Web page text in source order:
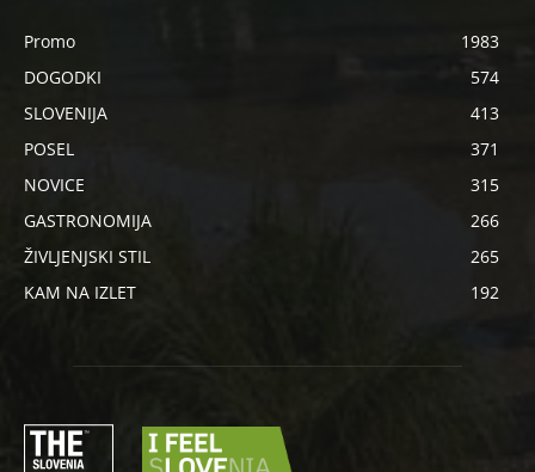
Promo
1983
DOGODKI
574
SLOVENIJA
413
POSEL
371
NOVICE
315
GASTRONOMIJA
266
ŽIVLJENJSKI STIL
265
KAM NA IZLET
192